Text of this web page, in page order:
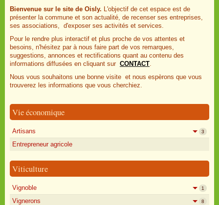
Bienvenue sur le site de Oisly. L'objectif de cet espace est de
présenter la commune et son actualité, de recenser ses entreprises,
ses associations, d'exposer ses activités et services.
Pour le rendre plus interactif et plus proche de vos attentes et
besoins, n'hésitez par à nous faire part de vos remarques,
suggestions, annonces et rectifications quant au contenu des
informations diffusées en cliquant sur CONTACT.
Nous vous souhaitons une bonne visite et nous espèrons que vous
trouverez les informations que vous cherchiez.
Vie économique
Artisans 3
Entrepreneur agricole
Viticulture
Vignoble 1
Vignerons 8